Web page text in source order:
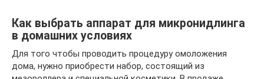
Как выбрать аппарат для микронидлинга
в домашних условиях
Для того чтобы проводить процедуру омоложения
дома, нужно приобрести набор, состоящий из